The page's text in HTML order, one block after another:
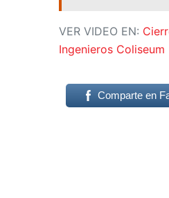
VER VIDEO EN:
Ingenieros Coliseum
Comparte en